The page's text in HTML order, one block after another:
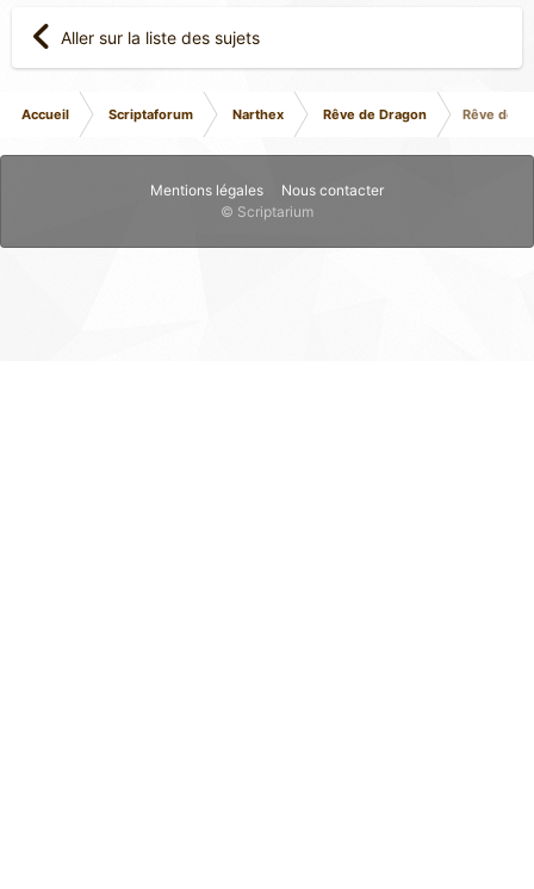
Aller sur la liste des sujets
Accueil Scriptaforum Narthex Rêve de Dragon Rêve de
Mentions légales
Nous contacter
© Scriptarium